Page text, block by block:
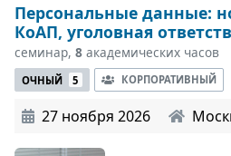
Персональные данные:
КоАП, уголовная
семинар, 8 академических часов
ОЧНЫЙ 5 КОРПОРАТИВНЫЙ
27 ноября 2026